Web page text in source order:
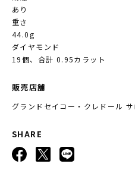
あり
重さ
44.0g
ダイヤモンド
19個、合計 0.95カラット
販売店舗
グランドセイコー・クレドール
SHARE